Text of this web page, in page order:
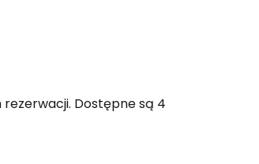
Dostępne są 4